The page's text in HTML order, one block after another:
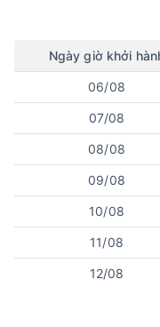
Ngày giờ khởi
06/08
07/08
08/08
09/08
10/08
11/08
12/08